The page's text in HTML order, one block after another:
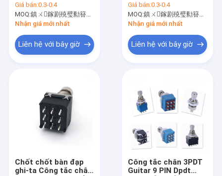
Chiết áp trượt
Slide Fader
Bộ mã hóa trục rỗng
Chậu guitar điện
Công tắc mã hóa quay
Bật
Giá bán:0.3-0.4
MOQ:鎮ㄨ鎵剧殑璧勬簮宸茶鍒犻櫎銆佸凡鏇村悕鎴栨殏鏃朵笉鍙敤銆
Nhận giá mới nhất
Liên hệ với bây giờ
mềm 3pdt Bật trên
2A 250VAC
Giá bán:0.3-0.4
MOQ:鎮ㄨ鎵剧殑璧勬簮宸茶鍒犻櫎銆佸凡鏇村悕鎴栨殏鏃朵笉鍙敤銆
Nhận giá mới nhất
Liên hệ với bây giờ
Chốt chốt bàn đạp
ghi-ta Công tắc chân
Công tắc chân 3PDT
Guitar 9 PIN Dpdt